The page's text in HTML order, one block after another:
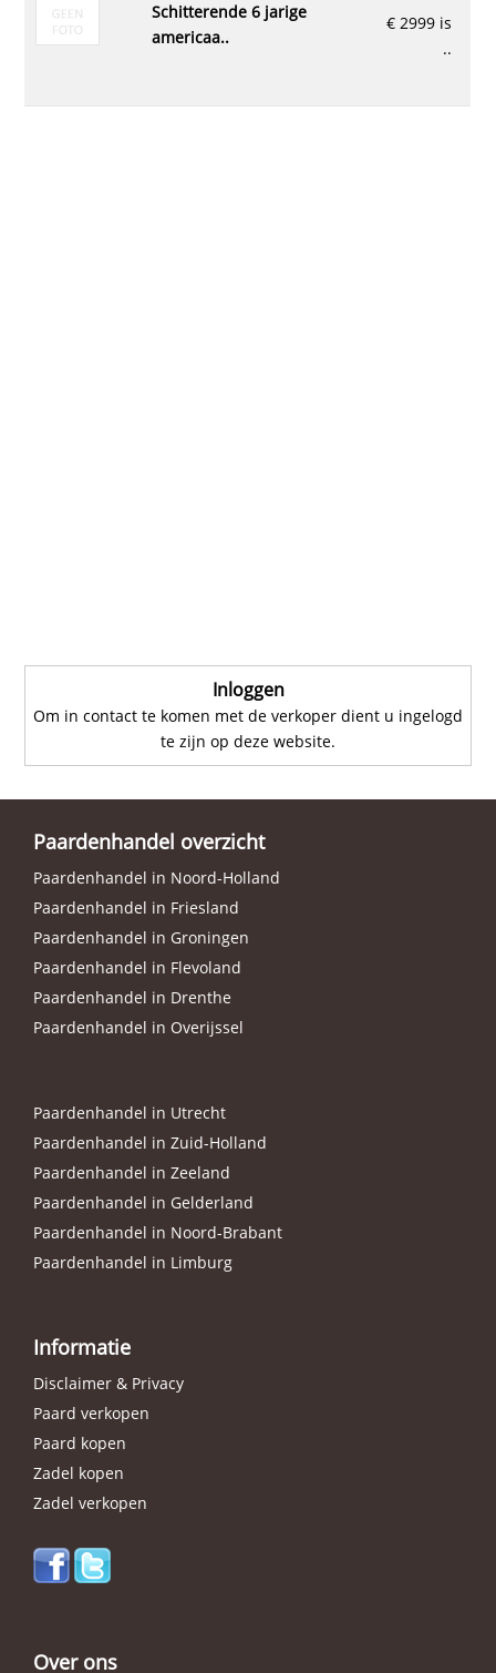
€ 2999 is
..
schitterende 6 jarige
americaa..
Inloggen
Om in contact te komen met de verkoper dient u ingelogd
te zijn op deze website.
Paardenhandel overzicht
Paardenhandel in Noord-Holland
Paardenhandel in Friesland
Paardenhandel in Groningen
Paardenhandel in Flevoland
Paardenhandel in Drenthe
Paardenhandel in Overijssel
Paardenhandel in Utrecht
Paardenhandel in Zuid-Holland
Paardenhandel in Zeeland
Paardenhandel in Gelderland
Paardenhandel in Noord-Brabant
Paardenhandel in Limburg
Informatie
Disclaimer & Privacy
Paard verkopen
Paard kopen
Zadel kopen
Zadel verkopen
Over ons